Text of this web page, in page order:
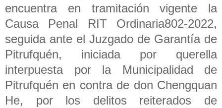
encuentra en tramitación vigente la
Causa Penal RIT Ordinaria802-2022,
seguida ante el Juzgado de Garantía de
Pitrufquén, iniciada por querella
interpuesta por la Municipalidad de
Pitrufquén en contra de don Chengquan
He, por los delitos reiterados de